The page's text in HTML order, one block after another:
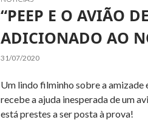
“PEEP E O AVIÃO
ADICIONADO AO
31/07/2020
Um lindo filminho sobre a amizade
recebe a ajuda inesperada de um
está prestes a ser posta à prova!